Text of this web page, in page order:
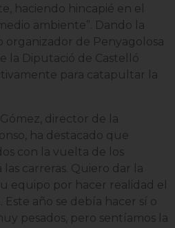
haciendo hincapié en el
ambiente”. Dando la
de Penyagolosa
la Diputació de Castelló
para catapultar la
director de la
ha destacado que
con la vuelta de los
carreras. Quiero dar la
equipo por hacer realidad el
Este año se debía hacer sí o
pesados, pero sentíamos la